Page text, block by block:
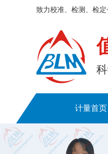
致力校准、检测
计量首页